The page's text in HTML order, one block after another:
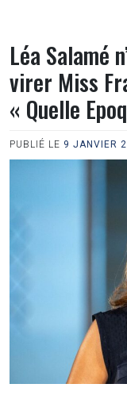
Léa Salamé
virer Miss
« Quelle
PUBLIÉ LE 9 JANVIER